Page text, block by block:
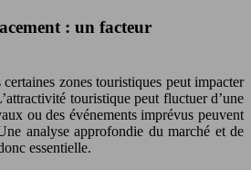
: un facteur
zones touristiques peut impacter
touristique peut fluctuer d’une
ou des événements imprévus peuvent
analyse approfondie du marché et de
essentielle.